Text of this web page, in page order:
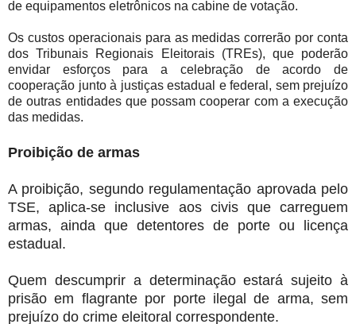
de equipamentos eletrônicos na cabine de votação.
Os custos operacionais para as medidas correrão por conta
dos Tribunais Regionais Eleitorais (TREs), que poderão
envidar esforços para a celebração de acordo de
cooperação junto à justiças estadual e federal, sem prejuízo
de outras entidades que possam cooperar com a execução
das medidas.
Proibição de armas
A proibição, segundo regulamentação aprovada pelo
TSE, aplica-se inclusive aos civis que carreguem
armas, ainda que detentores de porte ou licença
estadual.
Quem descumprir a determinação estará sujeito à
prisão em flagrante por porte ilegal de arma, sem
prejuízo do crime eleitoral correspondente.